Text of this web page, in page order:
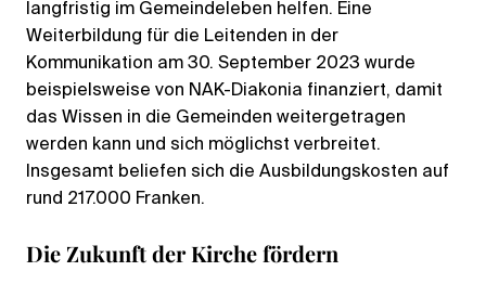
langfristig im Gemeindeleben helfen. Eine
Weiterbildung für die Leitenden in der
Kommunikation am 30. September 2023 wurde
beispielsweise von NAK-Diakonia finanziert, damit
das Wissen in die Gemeinden weitergetragen
werden kann und sich möglichst verbreitet.
Insgesamt beliefen sich die Ausbildungskosten auf
rund 217.000 Franken.
Die Zukunft der Kirche fördern